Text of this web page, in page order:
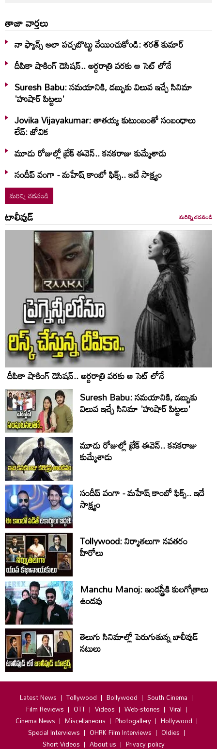
తాజా వార్తలు
నా ఫ్యాన్స్ అలా పచ్చబొట్టు వేయించుకోండి: శరత్ కుమార్
దీపికా షాకింగ్ డెసిషన్.. అర్దరాత్రి వరకు ఆ సెట్ లోనే
Suresh Babu: సమయానికి, డబ్బుకు విలువ ఇచ్చే సినిమా
'హుషార్‌ పిట్టలు'
Jovika Vijayakumar: తాతయ్య కుటుంబంతో సంబంధాలు
లేవ్: జోవిక
మూడు రోజుల్లో బ్రేక్ ఈవెన్.. కనకరాజు కుమ్మేశాడు
సందీప్ వంగా - మహేష్ కాంబో ఫిక్స్.. ఇదే సాక్ష్యం
మరిన్ని చదవండి
టాలీవుడ్ మరిన్ని చదవండి
దీపికా షాకింగ్ డెసిషన్.. అర్దరాత్రి వరకు ఆ సెట్ లోనే
Suresh Babu: సమయానికి, డబ్బుకు
విలువ ఇచ్చే సినిమా 'హుషార్‌ పిట్టలు'
మూడు రోజుల్లో బ్రేక్ ఈవెన్.. కనకరాజు
కుమ్మేశాడు
సందీప్ వంగా - మహేష్ కాంబో ఫిక్స్.. ఇదే
సాక్ష్యం
Tollywood: నిర్మాతలుగా నవతరం
హీరోలు
Manchu Manoj: ఇండస్ట్రీకి కులగోత్రాలు
ఉండవు
తెలుగు సినిమాల్లో పెరుగుతున్న బాలీవుడ్
నటులు
Latest News Tollywood Bollywood
South Cinema
Film Reviews
OTT Videos Web-stories
Viral
Cinema News
Miscellaneous Photogallery
Hollywood
Special Interviews
OHRK Film Interviews
Oldies
Short Videos
About us Privacy policy